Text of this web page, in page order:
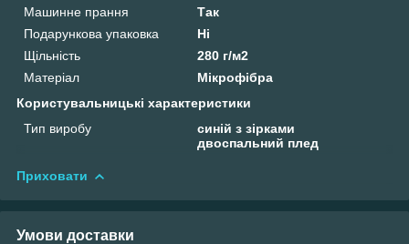
Машинне прання
Так
Подарункова упаковка
Ні
Щільність
280 г/м2
Матеріал
Мікрофібра
Користувальницькі характеристики
Тип виробу
синій з зірками
двоспальний плед
Приховати
Умови доставки